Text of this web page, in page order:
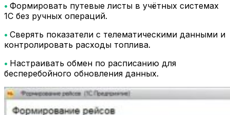
• Формировать путевые листы в учётных системах
1С без ручных операций.
• Сверять показатели с телематическими данными и
контролировать расходы топлива.
• Настраивать обмен по расписанию для
бесперебойного обновления данных.